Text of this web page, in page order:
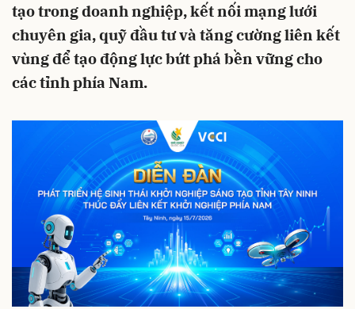
tạo trong doanh nghiệp, kết nối mạng lưới
chuyên gia, quỹ đầu tư và tăng cường liên kết
vùng để tạo động lực bứt phá bền vững cho
các tỉnh phía Nam.